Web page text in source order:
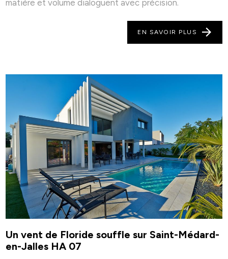
matière et volume dialoguent avec précision.
EN SAVOIR PLUS
Un vent de Floride souffle sur Saint-Médard-
en-Jalles HA 07